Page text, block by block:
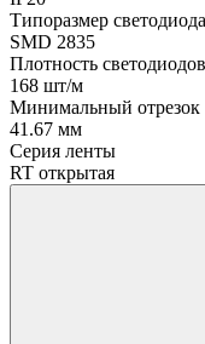
Типоразмер светодиода
SMD 2835
Плотность светодиодов
168 шт/м
Минимальный отрезок
41.67 мм
Серия ленты
RT открытая